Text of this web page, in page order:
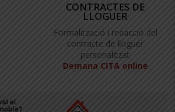
CONTRACTES DE
LLOGUER
Formalització i redacció del
contracte de lloguer
personalitzat
Demana CITA online